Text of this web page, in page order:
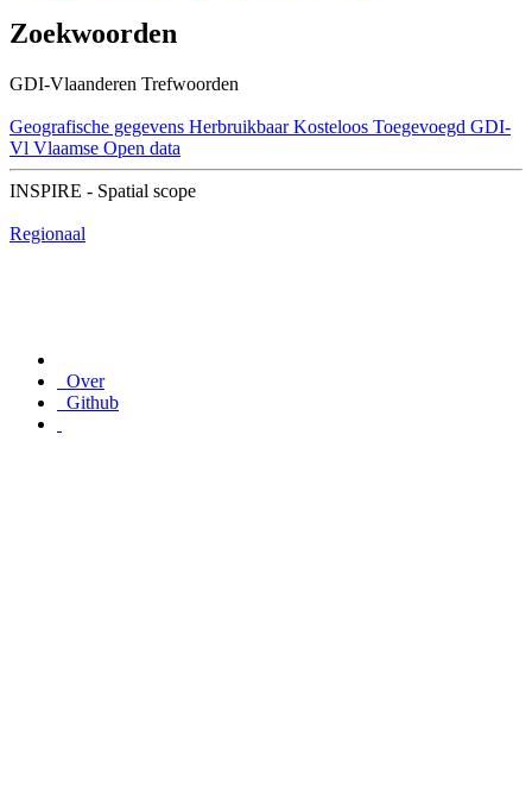
Zoekwoorden
GDI-Vlaanderen Trefwoorden
Geografische gegevens Herbruikbaar Kosteloos Toegevoegd GDI-
Vl Vlaamse Open data
INSPIRE - Spatial scope
Regionaal
Over
Github